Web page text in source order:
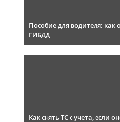
Пособие для водителя:
ГИБДД
Как снять ТС с учета, если